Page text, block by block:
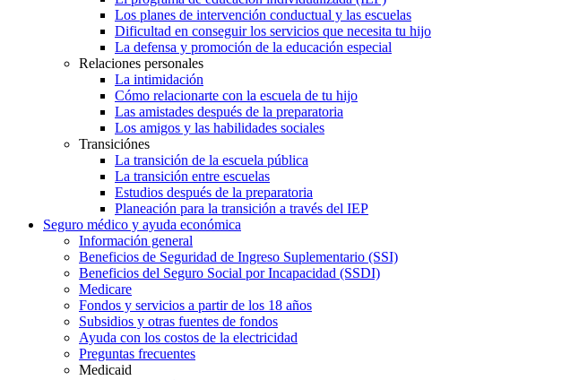
Los planes de intervención conductual y las escuelas
Dificultad en conseguir los servicios que necesita tu hijo
La defensa y promoción de la educación especial
Relaciones personales
La intimidación
Cómo relacionarte con la escuela de tu hijo
Las amistades después de la preparatoria
Los amigos y las habilidades sociales
Transiciónes
La transición de la escuela pública
La transición entre escuelas
Estudios después de la preparatoria
Planeación para la transición a través del IEP
Seguro médico y ayuda económica
Información general
Beneficios de Seguridad de Ingreso Suplementario (SSI)
Beneficios del Seguro Social por Incapacidad (SSDI)
Medicare
Fondos y servicios a partir de los 18 años
Subsidios y otras fuentes de fondos
Ayuda con los costos de la electricidad
Preguntas frecuentes
Medicaid